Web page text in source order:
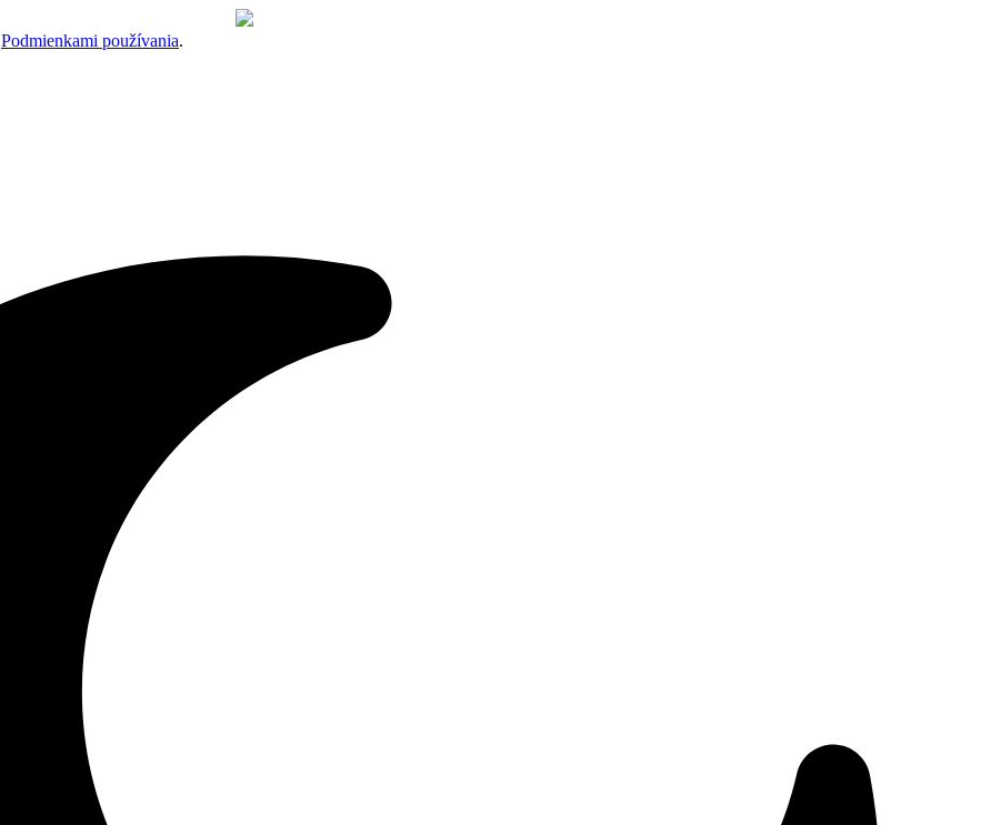
Podmienkami používania.